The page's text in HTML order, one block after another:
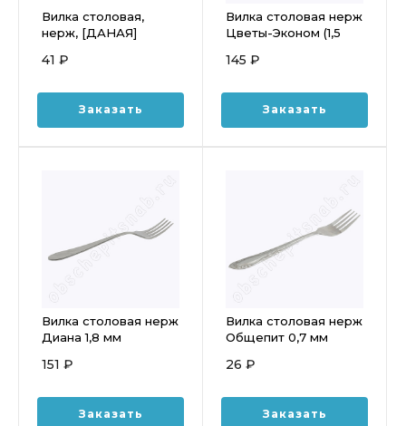
Вилка столовая,
нерж, [ДАНАЯ]
41 ₽
Заказать
Вилка столовая нерж
Цветы-Эконом (1,5
145 ₽
Заказать
Вилка столовая нерж
Диана 1,8 мм
151 ₽
Заказать
Вилка столовая нерж
Общепит 0,7 мм
26 ₽
Заказать